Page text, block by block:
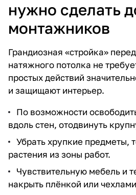
нужно сделать
монтажников
Грандиозная «стройка»
натяжного потолка не
простых действий
и защищают интерьер.
По возможности
вдоль стен, отодвинуть
Убрать хрупкие предметы,
растения из зоны работ.
Чувствительную мебель и
накрыть плёнкой или